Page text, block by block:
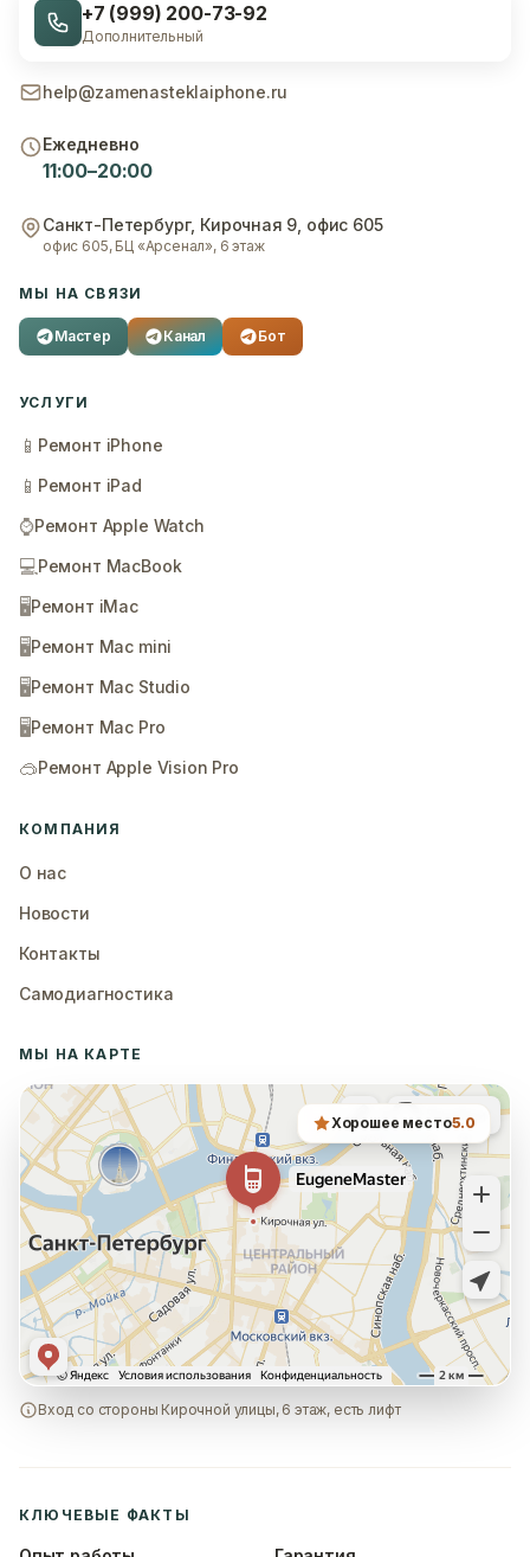
+7 (999) 200-73-92
Дополнительный
help@zamenasteklaiphone.ru
Ежедневно
11:00–20:00
Санкт-Петербург, Кирочная 9, офис 605
офис 605, БЦ «Арсенал», 6 этаж
МЫ НА СВЯЗИ
Мастер Канал Бот
УСЛУГИ
📱 Ремонт iPhone
📱 Ремонт iPad
⌚Ремонт Apple Watch
💻Ремонт MacBook
🖥️Ремонт iMac
🖥️Ремонт Mac mini
🖥️Ремонт Mac Studio
🖥️Ремонт Mac Pro
🥽Ремонт Apple Vision Pro
КОМПАНИЯ
О нас
Новости
Контакты
Самодиагностика
МЫ НА КАРТЕ
Хорошее место5.0
Вход со стороны Кирочной улицы, 6 этаж, есть лифт
КЛЮЧЕВЫЕ ФАКТЫ